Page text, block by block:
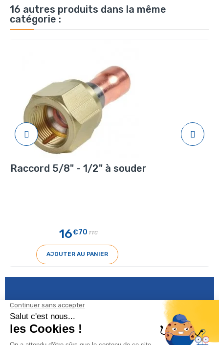
16 autres produits dans la même
catégorie :
Raccord 5/8" - 1/2" à souder
16€70 TTC
AJOUTER AU PANIER